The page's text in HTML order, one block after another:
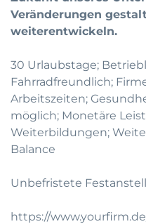
Veränderungen
weiterentwickeln.
30 Urlaubstage;
Fahrradfreundlich;
Arbeitszeiten;
möglich; Monetäre
Weiterbildungen;
Balance
Unbefristete
https://